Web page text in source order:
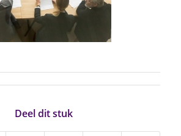
Deel dit stuk